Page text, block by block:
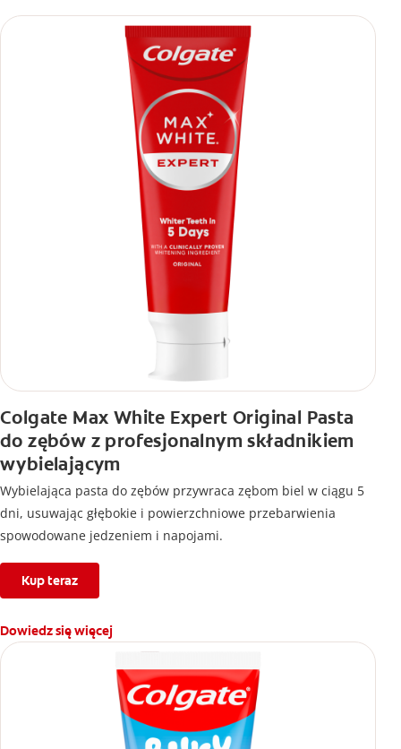
Colgate Max White Expert Original Pasta
do zębów z profesjonalnym składnikiem
wybielającym
Wybielająca pasta do zębów przywraca zębom biel w ciągu 5
dni, usuwając głębokie i powierzchniowe przebarwienia
spowodowane jedzeniem i napojami.
Kup teraz
Dowiedz się więcej